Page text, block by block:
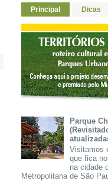
Principal Dicas
Parque
Visitamos
que fica
na cidade
Metropolitana de São